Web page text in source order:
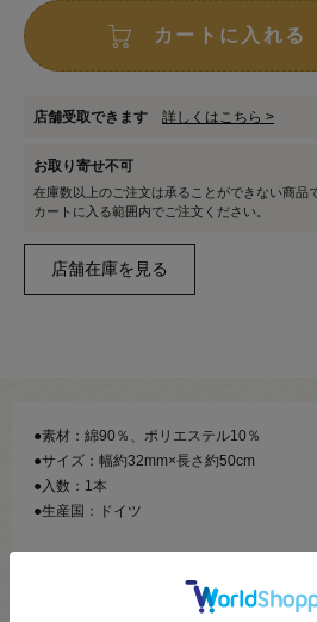
カートに入れる
店舗受取できます 詳しくはこちら >
お取り寄せ不可
在庫数以上のご注文は承ることができない商品
カートに入る範囲内でご注文ください。
●素材：綿90％、ポリエステル10％
●サイズ：幅約32mm×長さ約50cm
●入数：1本
●生産国：ドイツ
伝統あるジャガード織の技術を活かして作